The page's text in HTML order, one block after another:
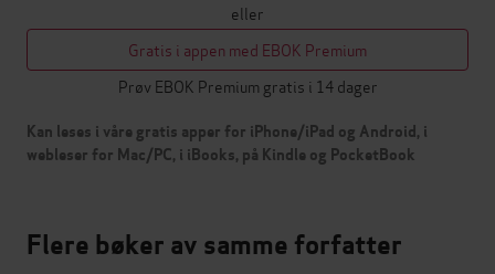
eller
Gratis i appen med EBOK Premium
Prøv EBOK Premium gratis i 14 dager
Kan leses i våre gratis apper for iPhone/iPad og Android, i
webleser for Mac/PC, i iBooks, på Kindle og PocketBook
Flere bøker av samme forfatter